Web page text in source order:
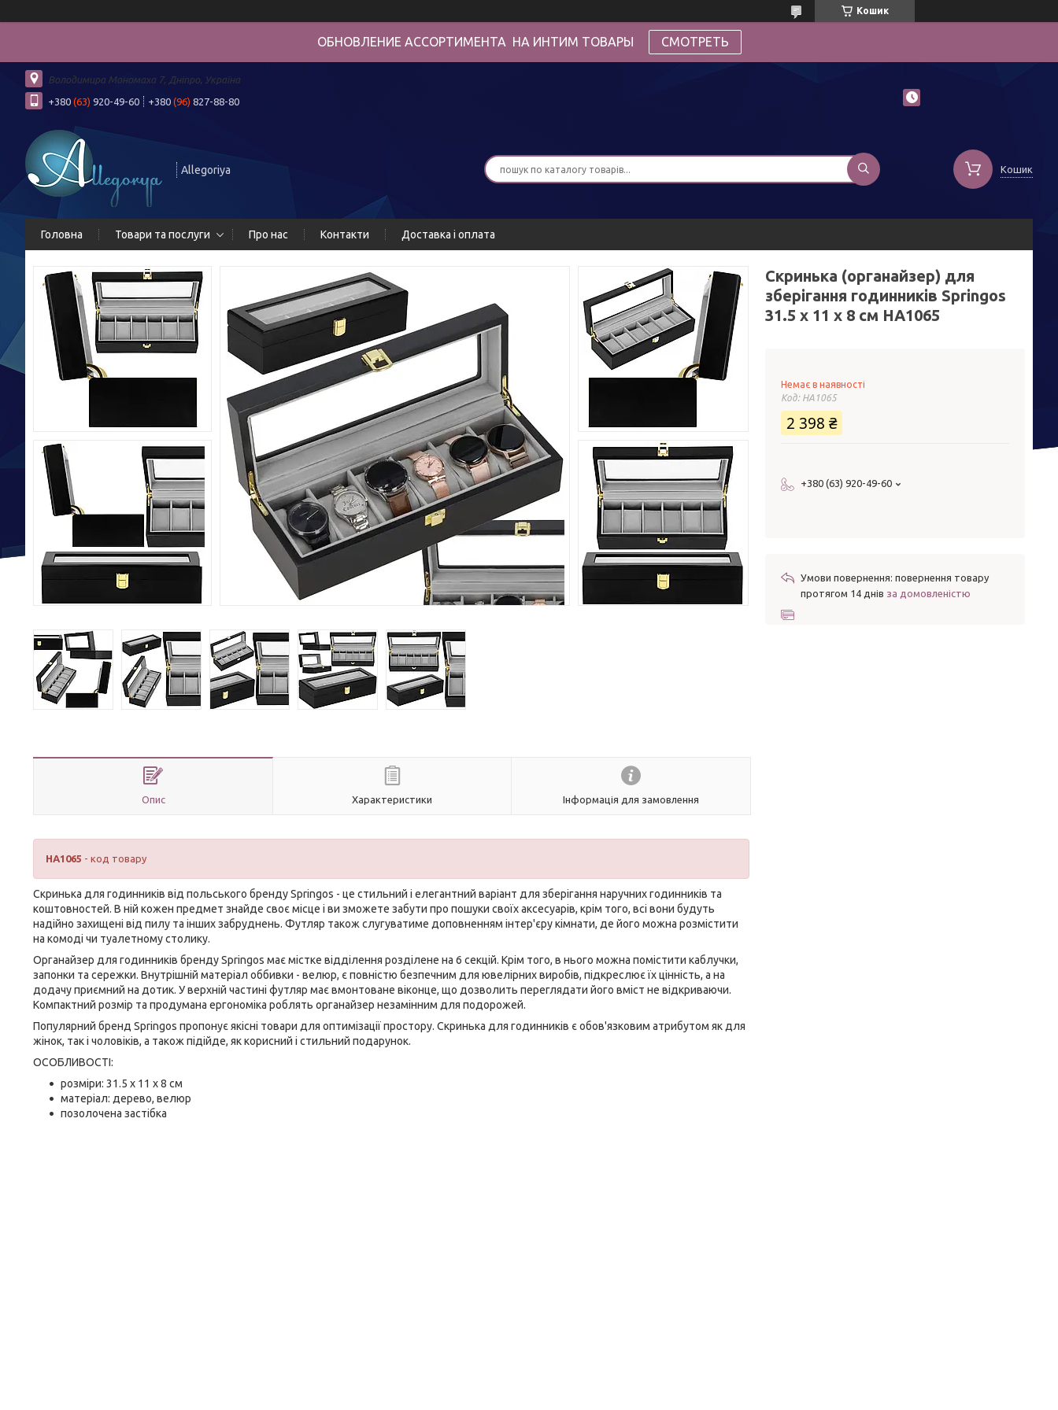
Кошик
ОБНОВЛЕНИЕ АССОРТИМЕНТА НА ИНТИМ ТОВАРЫ СМОТРЕТЬ
Володимира Мономаха 7, Дніпро, Україна
+380 (63) 920-49-60 +380 (96) 827-88-80
Allegoriya Кошик
Головна Товари та послуги Про нас Контакти Доставка і оплата
Опис Характеристики Інформація для замовлення
HA1065 - код товару
Скринька для годинників від польського брендуSpringos - це стильний і елегантний варіант для зберігання наручних годинників та
коштовностей. В ній кожен предмет знайде своє місце і ви зможете забути про пошуки своїх аксесуарів, крім того, всі вони будуть
надійно захищені від пилу та інших забруднень. Футляр також слугуватиме доповненням інтер'єру кімнати, де його можна розмістити
на комоді чи туалетному столику.
Органайзер для годинників брендуSpringos має містке відділення розділене на 6 секцій. Крім того, в нього можна помістити каблучки,
запонки та сережки. Внутрішній матеріал оббивки - велюр, є повністю безпечним для ювелірних виробів, підкреслює їх цінність, а на
додачу приємний на дотик. У верхній частині футляр має вмонтоване віконце, що дозволить переглядати його вміст не відкриваючи.
Компактний розмір та продумана ергономіка роблять органайзер незамінним для подорожей.
Популярний бренд Springos пропонує якісні товари для оптимізації простору. Скринька для годинників є обов'язковим атрибутом як для
жінок, так і чоловіків, а також підійде, як корисний і стильний подарунок.
ОСОБЛИВОСТІ:
розміри: 31.5 x 11 x 8 см
матеріал: дерево, велюр
позолочена застібка
Скринька (органайзер) для
зберігання годинників Springos
31.5 x 11 x 8 см HA1065
Немає в наявності
Код: HA1065
2 398 ₴
+380 (63) 920-49-60
повернення товару
протягом 14 днів за домовленістю